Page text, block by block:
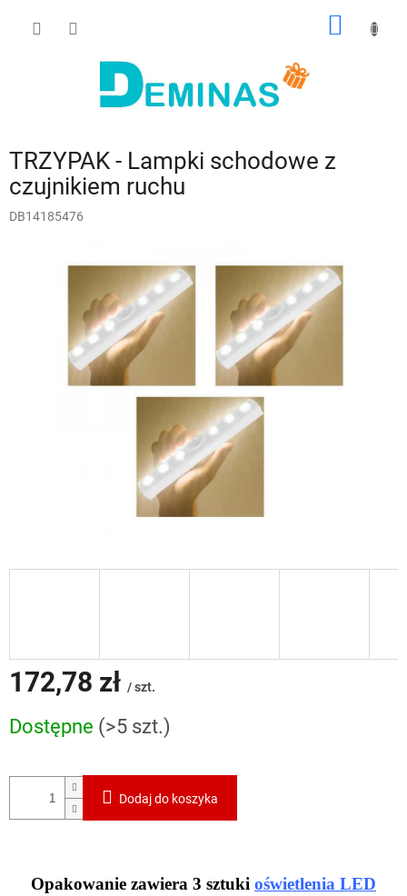
TRZYPAK - Lampki schodowe z
czujnikiem ruchu
DB14185476
172,78 zł / szt.
jednostkowa:
Dostępne (>5 szt.)
Dodaj do koszyka
Opakowanie zawiera 3 sztuki oświetlenia LED